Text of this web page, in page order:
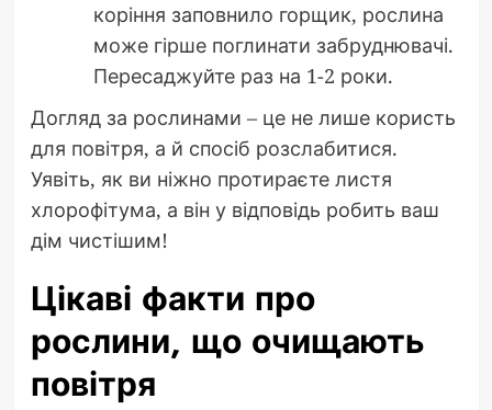
коріння заповнило горщик, рослина
може гірше поглинати забруднювачі.
Пересаджуйте раз на 1-2 роки.
Догляд за рослинами – це не лише користь
для повітря, а й спосіб розслабитися.
Уявіть, як ви ніжно протираєте листя
хлорофітума, а він у відповідь робить ваш
дім чистішим!
Цікаві факти про
рослини, що очищають
повітря